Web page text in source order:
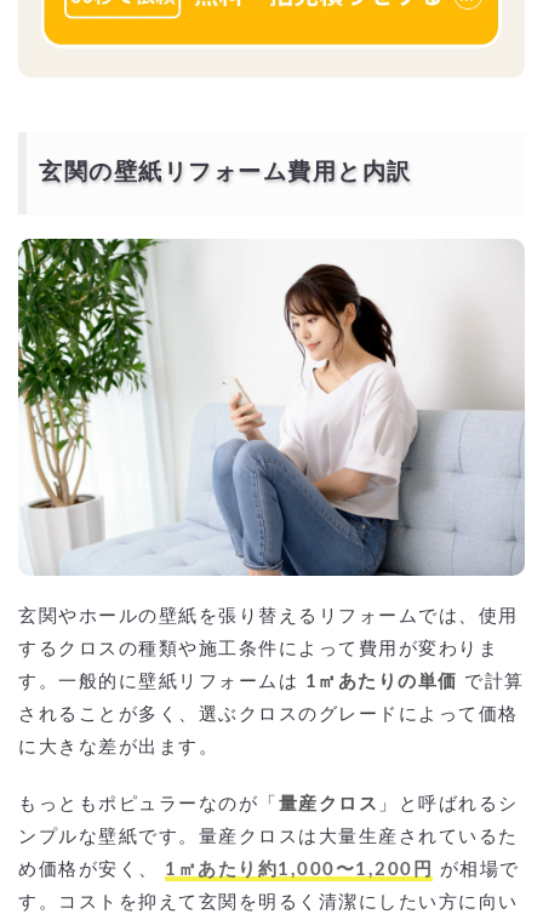
玄関の壁紙リフォーム費用と内訳
玄関やホールの壁紙を張り替えるリフォームでは、使用
するクロスの種類や施工条件によって費用が変わりま
す。一般的に壁紙リフォームは 1㎡あたりの単価 で計算
されることが多く、選ぶクロスのグレードによって価格
に大きな差が出ます。
もっともポピュラーなのが「 量産クロス 」と呼ばれるシ
ンプルな壁紙です。量産クロスは大量生産されているた
め価格が安く、 1㎡あたり約1,000〜1,200円
が相場で
す。コストを抑えて玄関を明るく清潔にしたい方に向い